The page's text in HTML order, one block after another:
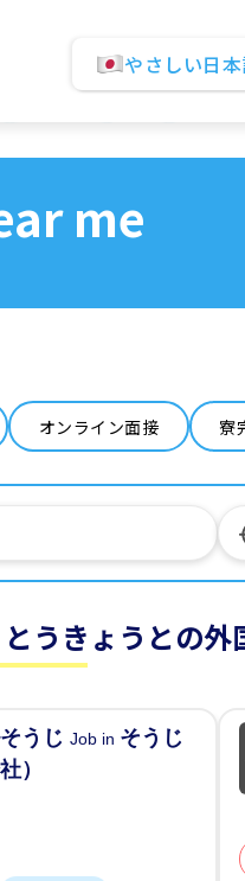
やさしい日
me
オンライン面接 寮
とうきょうとの
うじJob in そうじ
）